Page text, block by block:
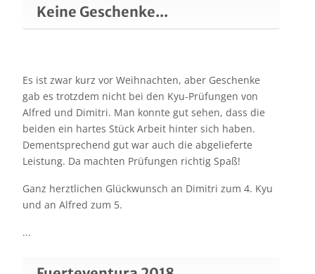
Keine Geschenke...
Es ist zwar kurz vor Weihnachten, aber Geschenke
gab es trotzdem nicht bei den Kyu-Prüfungen von
Alfred und Dimitri. Man konnte gut sehen, dass die
beiden ein hartes Stück Arbeit hinter sich haben.
Dementsprechend gut war auch die abgelieferte
Leistung. Da machten Prüfungen richtig Spaß!
Ganz herztlichen Glückwunsch an Dimitri zum 4. Kyu
und an Alfred zum 5.
...